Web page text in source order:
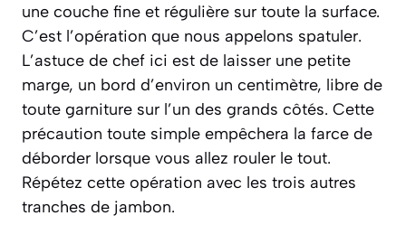
une couche fine et régulière sur toute la surface.
C’est l’opération que nous appelons spatuler.
L’astuce de chef ici est de laisser une petite
marge, un bord d’environ un centimètre, libre de
toute garniture sur l’un des grands côtés. Cette
précaution toute simple empêchera la farce de
déborder lorsque vous allez rouler le tout.
Répétez cette opération avec les trois autres
tranches de jambon.